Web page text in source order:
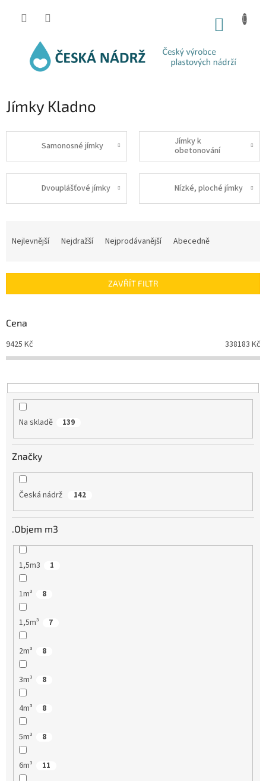
Jímky Kladno
Samonosné jímky
Jímky k
obetonování
Dvouplášťové jímky Nízké, ploché jímky
í
r
o
d
u
t
ů
Nejlevnější Nejdražší Nejprodávanější Abecedně
ZAVŘÍT FILTR
Cena
9425 Kč 338183 Kč
Na skladě 139
Značky
Česká nádrž 142
.Objem m3
1,5m3 1
1m³ 8
1,5m³ 7
2m³ 8
3m³ 8
4m³ 8
5m³ 8
6m³ 11